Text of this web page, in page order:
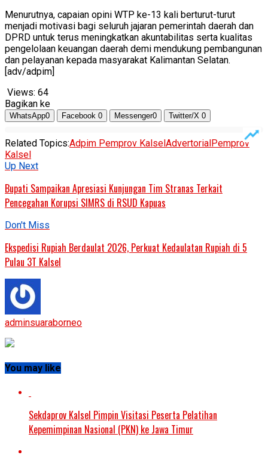
Menurutnya, capaian opini WTP ke-13 kali berturut-turut
menjadi motivasi bagi seluruh jajaran pemerintah daerah dan
DPRD untuk terus meningkatkan akuntabilitas serta kualitas
pengelolaan keuangan daerah demi mendukung pembangunan
dan pelayanan kepada masyarakat Kalimantan Selatan.
[adv/adpim]
Views: 64
Bagikan ke
WhatsApp0 Facebook 0 Messenger0 Twitter/X 0
Related Topics:Adpim Pemprov KalselAdvertorialPemprov
Kalsel
Up Next
Bupati Sampaikan Apresiasi Kunjungan Tim Stranas Terkait
Pencegahan Korupsi SIMRS di RSUD Kapuas
Don't Miss
Ekspedisi Rupiah Berdaulat 2026, Perkuat Kedaulatan Rupiah di 5
Pulau 3T Kalsel
adminsuaraborneo
You may like
Sekdaprov Kalsel Pimpin Visitasi Peserta Pelatihan
Kepemimpinan Nasional (PKN) ke Jawa Timur